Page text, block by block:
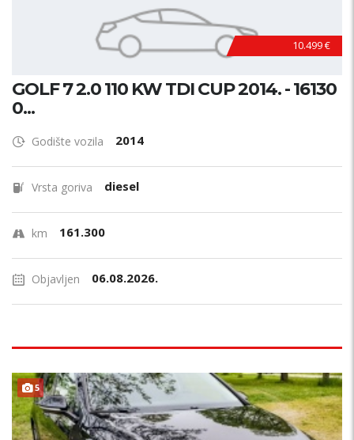
10.499 €
GOLF 7 2.0 110 KW TDI CUP 2014. - 16130
0...
Godište vozila 2014
Vrsta goriva diesel
km 161.300
Objavljen 06.08.2026.
5